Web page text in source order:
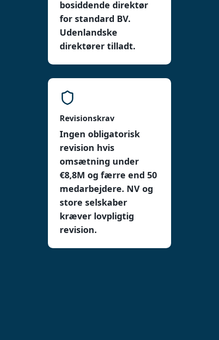
bosiddende direktør
for standard BV.
Udenlandske
direktører tilladt.
Revisionskrav
Ingen obligatorisk
revision hvis
omsætning under
€8,8M og færre end 50
medarbejdere. NV og
store selskaber
kræver lovpligtig
revision.